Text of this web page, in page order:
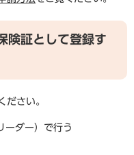
険証として登録す
さい。
ーダー）で行う